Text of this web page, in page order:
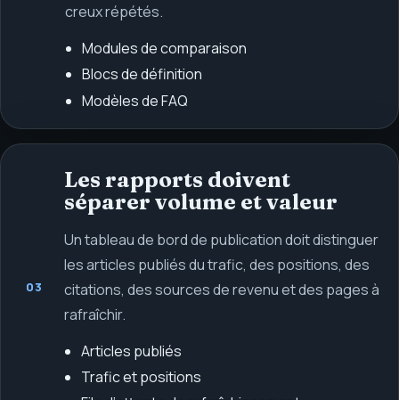
creux répétés.
Modules de comparaison
Blocs de définition
Modèles de FAQ
03
Les rapports doivent
séparer volume et valeur
Un tableau de bord de publication doit distinguer
les articles publiés du trafic, des positions, des
citations, des sources de revenu et des pages à
rafraîchir.
Articles publiés
Trafic et positions